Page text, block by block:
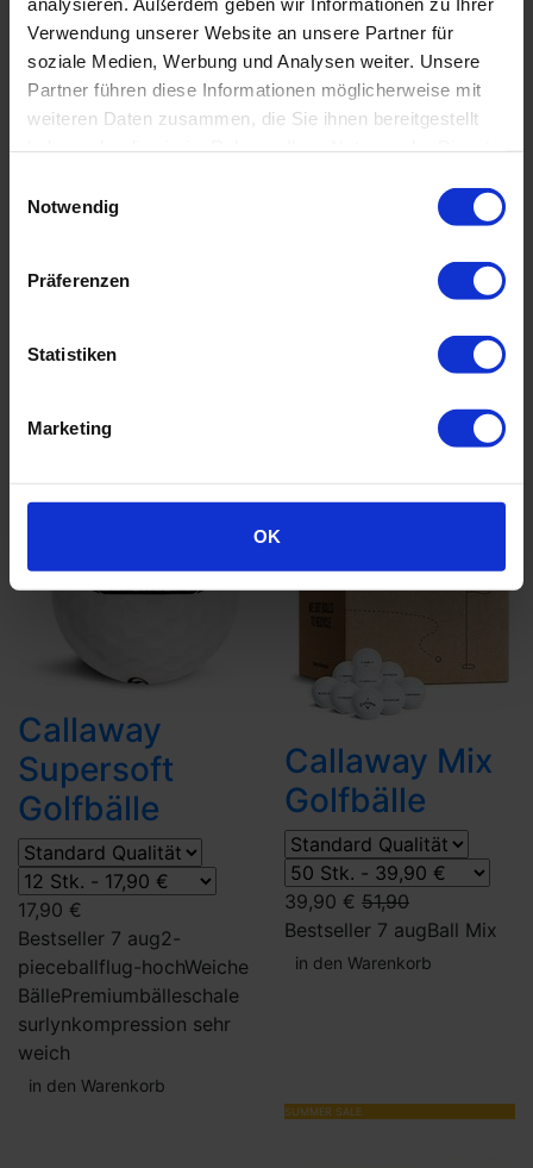
Verwendung unserer Website an unsere Partner für
soziale Medien, Werbung und Analysen weiter. Unsere
Partner führen diese Informationen möglicherweise mit
weiteren Daten zusammen, die Sie ihnen bereitgestellt
Notwendig
Präferenzen
Statistiken
Marketing
OK
haben ein unschlagbares Preis-Leistungs-Verhältnis.
Zwar sind diese etwas häufiger mit Kratzspuren,
Farbabweichungen und Markierungen versehen, jedoch
vor allem für Anfänger optimal einsetzbar.
Derzeit meistverkaufte
Callaway
Supersoft
Golfbälle
17,90 €
Bestseller 7 aug2-
pieceballflug-hochWeiche
BällePremiumbälleschale
surlynkompression sehr
weich
in den Warenkorb
Callaway Mix
Golfbälle
39,90 € 51,90
Bestseller 7 augBall Mix
in den Warenkorb
SUMMER SALE